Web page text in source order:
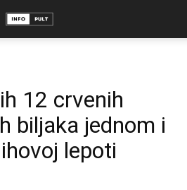
12 crvenih
biljaka jednom i
lepoti